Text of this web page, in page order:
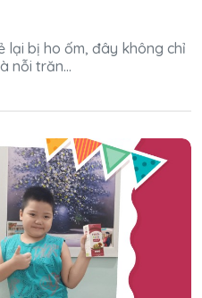
lại bị ho ốm, đây không chỉ
nỗi trăn...